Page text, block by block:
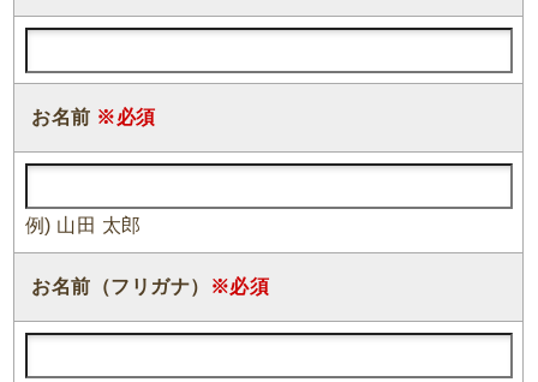
お名前 ※必須
例) 山田 太郎
お名前（フリガナ） ※必須